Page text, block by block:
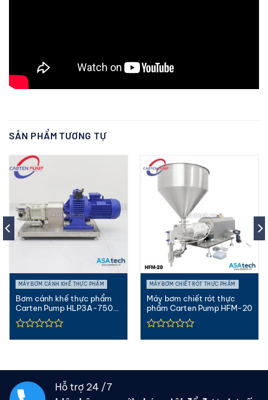
SẢN PHẨM TƯƠNG TỰ
MÁY BƠM CÁNH KHẾ THỰC PHẨM
Bơm cánh khế thực phẩm
Carten Pump HLP3A-750
(6″)
MÁY BƠM CHIẾT RÓT THỰC PHẨM
Máy bơm chiết rót thực
phẩm Carten Pump HFM-20
Hỗ trợ 24 /7